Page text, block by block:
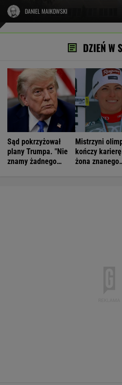
DANIEL MAIKOWSKI
DZIEŃ W
Sąd pokrzyżował
plany Trumpa. "Nie
znamy żadnego
Mistrzyni
kończy
żona znanego